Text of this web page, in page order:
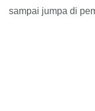
sampai jumpa di